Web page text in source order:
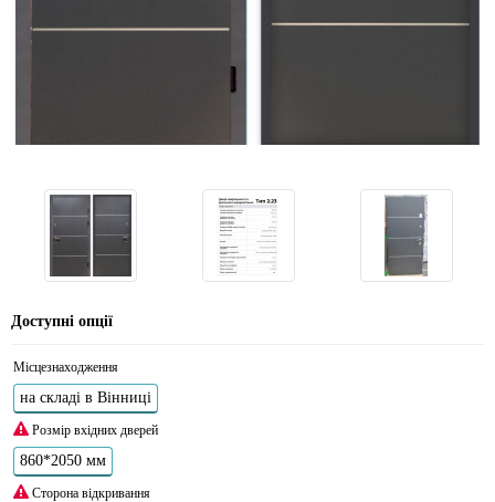
Доступні опції
Місцезнаходження
на складі в Вінниці
Розмір вхідних дверей
860*2050 мм
Сторона відкривання